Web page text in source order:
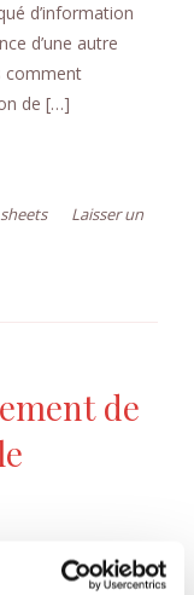
d’information
d’une autre
comment
de […]
Laisser un
de